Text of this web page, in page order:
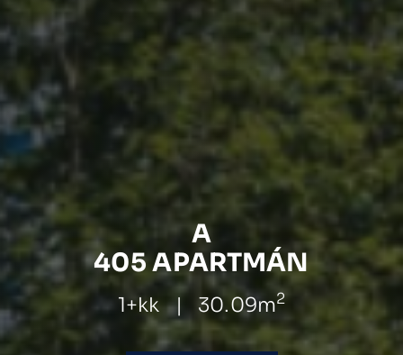
A
405 APARTMÁN
1+kk | 30.09m2